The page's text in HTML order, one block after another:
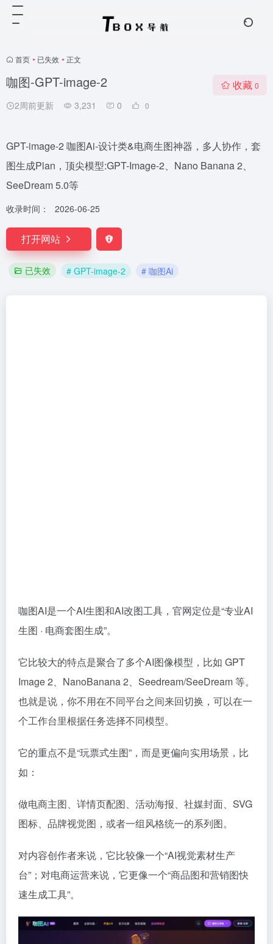
首页 • 已失效 • 正文
咖图-GPT-image-2
2周前更新 3,231 0 0
收藏 0
GPT-image-2 咖图Ai-设计类&电商生图神器，多人协作，套
图生成Plan，顶尖模型:GPT-Image-2、Nano Banana 2、
SeeDream 5.0等
收录时间： 2026-06-25
打开网站
已失效 # GPT-image-2 # 咖图Ai
咖图AI是一个AI生图和AI改图工具，官网定位是“专业AI
生图 · 电商套图生成”。
它比较大的特点是聚合了多个AI图像模型，比如 GPT
Image 2、NanoBanana 2、Seedream/SeeDream 等。
也就是说，你不用在不同平台之间来回切换，可以在一
个工作台里根据任务选择不同模型。
它的重点不是“玩票式生图”，而是更偏向实用场景，比
如：
做电商主图、详情页配图、活动海报、社媒封面、SVG
图标、品牌视觉图，或者一组风格统一的系列图。
对内容创作者来说，它比较像一个“AI视觉素材生产
台”；对电商运营来说，它更像一个“商品图和营销图快
速生成工具”。